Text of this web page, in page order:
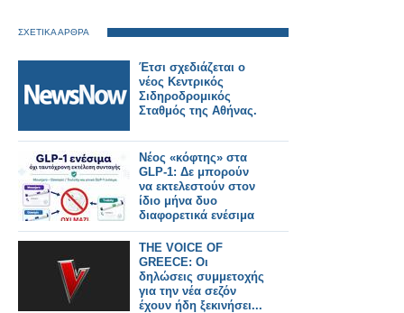
ΣΧΕΤΙΚΑ ΑΡΘΡΑ
Έτσι σχεδιάζεται ο
νέος Κεντρικός
Σιδηροδρομικός
Σταθμός της Αθήνας.
Νέος «κόφτης» στα
GLP-1: Δε μπορούν
να εκτελεστούν στον
ίδιο μήνα δυο
διαφορετικά ενέσιμα
THE VOICE OF
GREECE: Οι
δηλώσεις συμμετοχής
για την νέα σεζόν
έχουν ήδη ξεκινήσει...